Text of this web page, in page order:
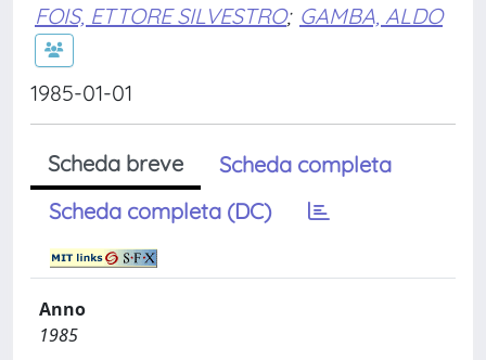
FOIS, ETTORE SILVESTRO; GAMBA, ALDO
1985-01-01
Scheda breve
Scheda completa
Scheda completa (DC)
Anno
1985